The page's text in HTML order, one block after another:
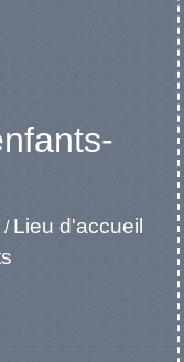
/ Lieu d'accueil